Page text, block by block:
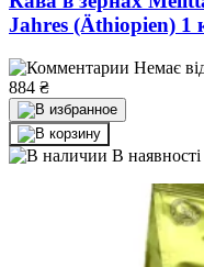
Jahres (Äthiopien) 1
Немає
884 ₴
В наявності